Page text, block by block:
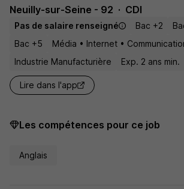
Neuilly-sur-Seine - 92 CDI
Pas de salaire renseigné Bac +2
Bac +5
Média • Internet •
Industrie Manufacturière
Exp. 2 ans min.
Lire dans l'app
Les compétences pour ce job
Anglais